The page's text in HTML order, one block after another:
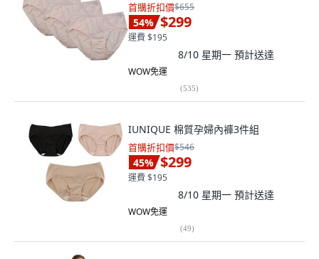
首購折扣價$655
54% $299
運費 $195
8/10 星期一 預計送達
WOW免運
(535)
IUNIQUE 棉質孕婦內褲3件組
首購折扣價$546
45% $299
運費 $195
8/10 星期一 預計送達
WOW免運
(49)